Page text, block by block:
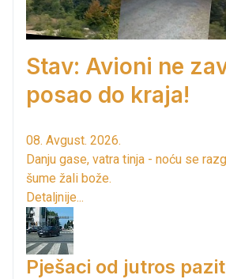
Stav: Avioni ne
posao do kraja!
08. Avgust. 2026.
Danju gase, vatra tinja - noću se
šume žali bože.
Detaljnije...
Pješaci od jutros